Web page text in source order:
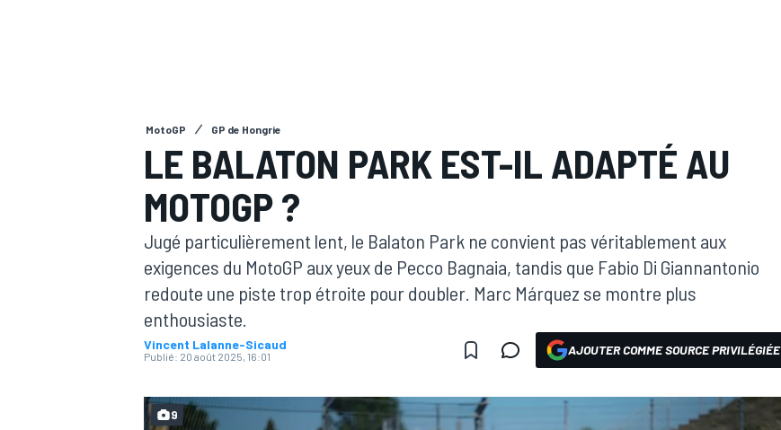
MOTOGP
MotoGP GP de Hongrie
LE BALATON PARK EST-IL ADAPTÉ AU
MOTOGP ?
Jugé particulièrement lent, le Balaton Park ne convient pas véritablement aux
exigences du MotoGP aux yeux de Pecco Bagnaia, tandis que Fabio Di Giannantonio
redoute une piste trop étroite pour doubler. Marc Márquez se montre plus
enthousiaste.
Vincent Lalanne-Sicaud
Publié: 20 août 2025, 16:01 AJOUTER COMME SOURCE PRIVILÉGIÉE
9